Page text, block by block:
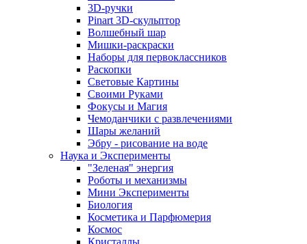
3D-ручки
Pinart 3D-скульптор
Волшебный шар
Мишки-раскраски
Наборы для первоклассников
Раскопки
Световые Картины
Своими Руками
Фокусы и Магия
Чемоданчики с развлечениями
Шары желаний
Эбру - рисование на воде
Наука и Эксперименты
"Зеленая" энергия
Роботы и механизмы
Мини Эксперименты
Биология
Косметика и Парфюмерия
Космос
Кристаллы